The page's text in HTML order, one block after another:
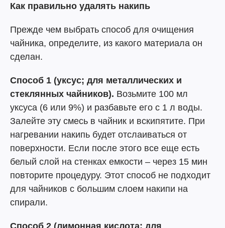
Как правильно удалять накипь
Прежде чем выбрать способ для очищения
чайника, определите, из какого материала он
сделан.
Способ 1 (уксус; для металлических и
стеклянных чайников). Возьмите 100 мл
уксуса (6 или 9%) и разбавьте его с 1 л воды.
Залейте эту смесь в чайник и вскипятите. При
нагревании накипь будет отслаиваться от
поверхности. Если после этого все еще есть
белый слой на стенках емкости – через 15 мин
повторите процедуру. Этот способ не подходит
для чайников с большим слоем накипи на
спирали.
Способ 2 (лимонная кислота; для